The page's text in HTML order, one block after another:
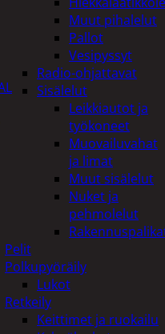
Muut pihalelut
Pallot
Vesipyssyt
Radio-ohjattavat
Sisälelut
Leikkiautot ja
työkoneet
Muovailuvahat
ja limat
Muut sisälelut
Nuket ja
pehmolelut
Pelit
Polkupyöräily
Lukot
Retkeily
Keittimet ja ruokailu